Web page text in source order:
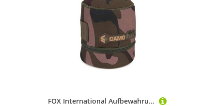
FOX International Aufbewahrungstasche Fox Camolite gas cannister sleeve - Tasche für Gaskartusche